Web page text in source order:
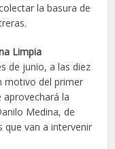
la basura de
Limpia
de junio, a las diez
motivo del primer
la
Medina, de
que van a intervenir